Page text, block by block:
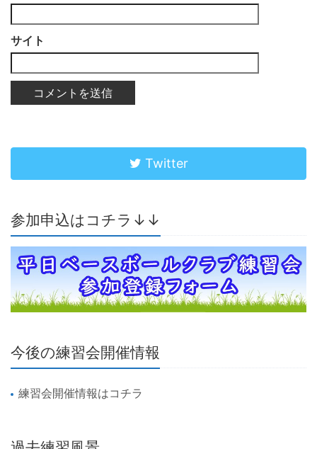
サイト
Twitter
参加申込はコチラ↓↓
今後の練習会開催情報
練習会開催情報はコチラ